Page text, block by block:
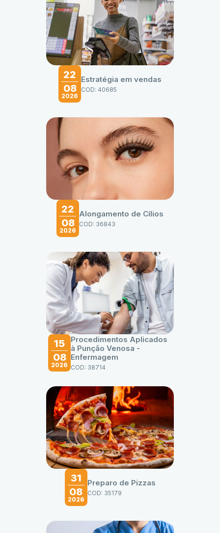
22
08
2026
Estratégia em vendas
COD: 40685
22
08
2026
Alongamento de Cílios
COD: 36843
15
08
2026
Procedimentos Aplicados
à Punção Venosa -
Enfermagem
COD: 38714
31
08
2026
Preparo de Pizzas
COD: 35179